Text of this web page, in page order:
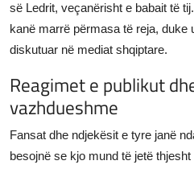
së Ledrit, veçanërisht e babait të
kanë marrë përmasa të reja, duke
diskutuar në mediat shqiptare.
Reagimet e publikut
vazhdueshme
Fansat dhe ndjekësit e tyre janë
besojnë se kjo mund të jetë